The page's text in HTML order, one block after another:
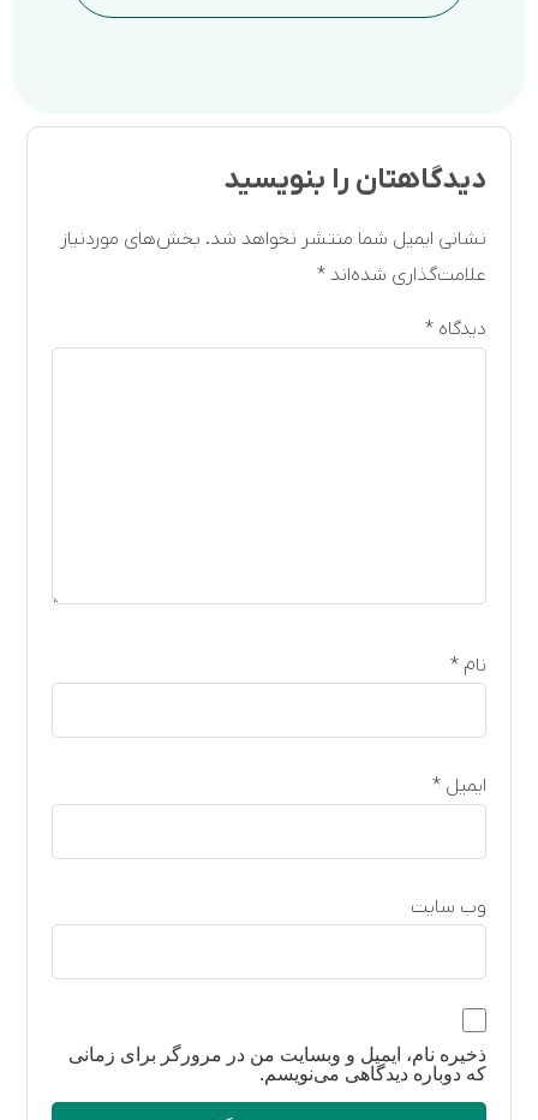
را بنویسید
ایمیل شما منتشر نخواهد شد. بخش‌های موردنیاز
شده‌اند*
سایت
نام، ایمیل و وبسایت من در مرورگر برای زمانی
دوباره دیدگاهی می‌نویسم.